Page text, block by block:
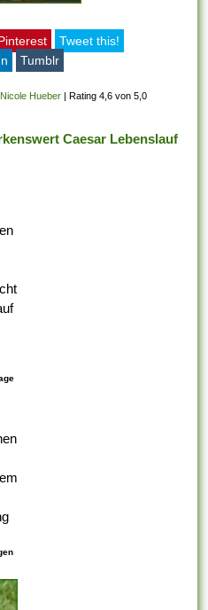
Tweet this!
Tumblr
Nicole Hueber Rating 4,6 von 5,0
Caesar Lebenslauf